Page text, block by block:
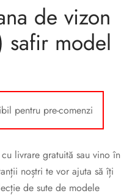
de vizon
safir model
pentru pre-comenzi
livrare gratuită sau vino în
noștri te vor ajuta să îți
de sute de modele